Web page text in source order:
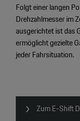
Folgt einer langen
Drehzahlmesser im
ausgerichtet ist das
ermöglicht gezielte
jeder Fahrsituation.
Zum E-Shift